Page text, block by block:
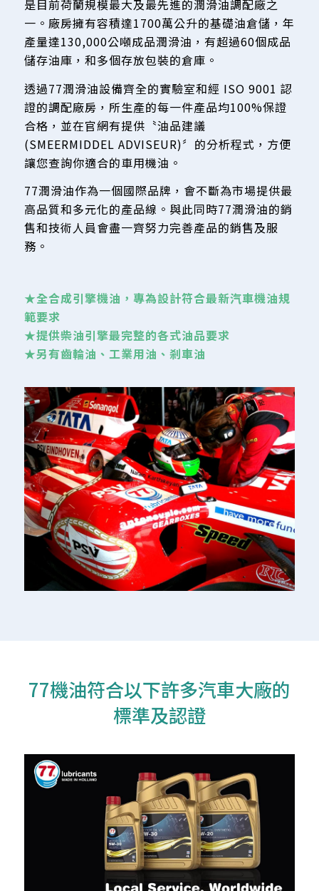
是目前荷蘭規模最大及最先進的潤滑油調配廠之
一。廠房擁有容積達1700萬公升的基礎油倉儲，年
產量達130,000公噸成品潤滑油，有超過60個成品
儲存油庫，和多個存放包裝的倉庫。
透過77潤滑油設備齊全的實驗室和經 ISO 9001 認
證的調配廠房，所生產的每一件產品均100%保證
合格，並在官網有提供〝油品建議
(SMEERMIDDEL ADVISEUR)〞的分析程式，方便
讓您查詢你適合的車用機油。
77潤滑油作為一個國際品牌，會不斷為市場提供最
高品質和多元化的產品線。與此同時77潤滑油的銷
售和技術人員會盡一齊努力完善產品的銷售及服
務。
★全合成引擎機油，專為設計符合最新汽車機油規
範要求
★提供柴油引擎最完整的各式油品要求
★另有齒輪油、工業用油、剎車油
77機油符合以下許多汽車大廠的
標準及認證